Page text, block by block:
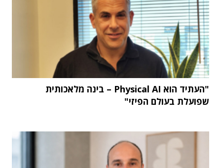
"העתיד הוא Physical AI – בינה מלאכותית
שפועלת בעולם הפיזי"